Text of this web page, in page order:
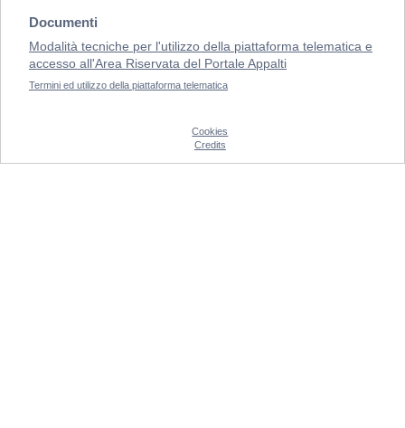
Documenti
Modalità tecniche per l'utilizzo della piattaforma telematica e
accesso all'Area Riservata del Portale Appalti
Termini ed utilizzo della piattaforma telematica
Cookies
Credits